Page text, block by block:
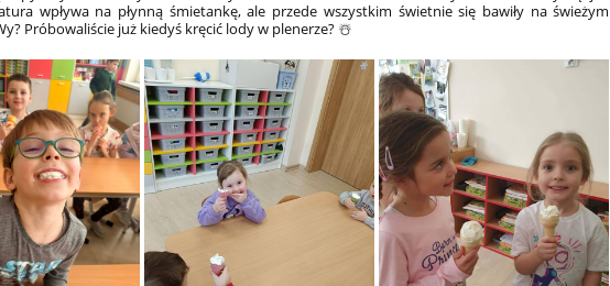
wpływa na płynną śmietankę, ale przede wszystkim świetnie się bawiły na świeżym
Próbowaliście już kiedyś kręcić lody w plenerze? ☃️